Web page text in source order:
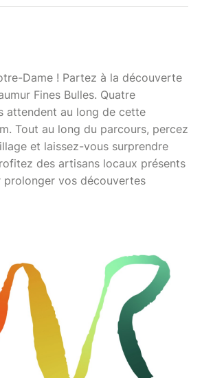
Dame ! Partez à la découverte
Fines Bulles. Quatre
attendent au long de cette
Tout au long du parcours, percez
et laissez-vous surprendre
des artisans locaux présents
prolonger vos découvertes